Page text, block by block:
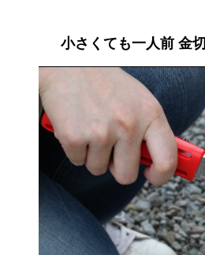
小さくても一人前 金切